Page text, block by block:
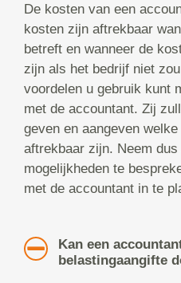
De kosten van een
kosten zijn aftrekbaar
betreft en wanneer de
zijn als het bedrijf niet
voordelen u gebruik kunt
met de accountant. Zij
geven en aangeven
aftrekbaar zijn. Neem
mogelijkheden te
met de accountant in te
Kan een
belastingaangifte